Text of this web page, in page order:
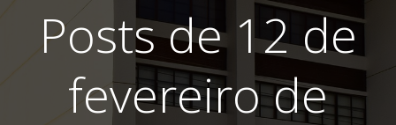
Posts de 12 de
fevereiro de